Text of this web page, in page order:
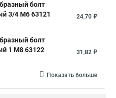
болт
3/4 М6 63121
24,70 ₽
болт
1 М8 63122
31,82 ₽
Показать больше